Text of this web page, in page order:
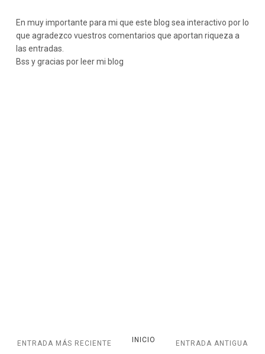
En muy importante para mi que este blog sea interactivo por lo
que agradezco vuestros comentarios que aportan riqueza a
las entradas.
Bss y gracias por leer mi blog
ENTRADA MÁS RECIENTE ENTRADA ANTIGUA
INICIO